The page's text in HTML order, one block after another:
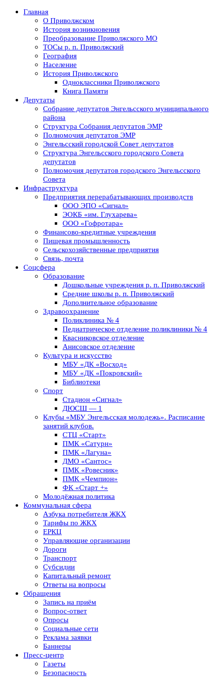
Главная
О Приволжском
История возникновения
Преобразование Приволжского МО
ТОСы р. п. Приволжский
География
Население
История Приволжского
Одноклассники Приволжского
Книга Памяти
Депутаты
Собрание депутатов Энгельсского муниципального
района
Структура Собрания депутатов ЭМР
Полномочия депутатов ЭМР
Энгельсский городской Совет депутатов
Структура Энгельсского городского Совета
депутатов
Полномочия депутатов городского Энгельсского
Совета
Инфраструктура
Предприятия перерабатывающих производств
ООО ЭПО «Сигнал»
ЭОКБ «им. Глухарева»
ООО «Гофротара»
Финансово-кредитные учреждения
Пищевая промышленность
Сельскохозяйственные предприятия
Связь, почта
Соцсфера
Образование
Дошкольные учреждения р. п. Приволжский
Средние школы р. п. Приволжский
Дополнительное образование
Здравоохранение
Поликлиника № 4
Педиатрическое отделение поликлиники № 4
Квасниковское отделение
Анисовское отделение
Культура и искусство
МБУ «ДК «Восход»
МБУ «ДК «Покровский»
Библиотеки
Спорт
Стадион «Сигнал»
ДЮСШ — 1
Клубы «МБУ Энгельсская молодежь». Расписание
занятий клубов.
СТЦ «Старт»
ПМК «Сатурн»
ПМК «Лагуна»
ДМО «Сантос»
ПМК «Ровесник»
ПМК «Чемпион»
ФК «Старт +»
Молодёжная политика
Коммунальная сфера
Азбука потребителя ЖКХ
Тарифы по ЖКХ
ЕРКЦ
Управляющие организации
Дороги
Транспорт
Субсидии
Капитальный ремонт
Ответы на вопросы
Обращения
Запись на приём
Вопрос-ответ
Опросы
Социальные сети
Реклама заявки
Баннеры
Пресс-центр
Газеты
Безопасность